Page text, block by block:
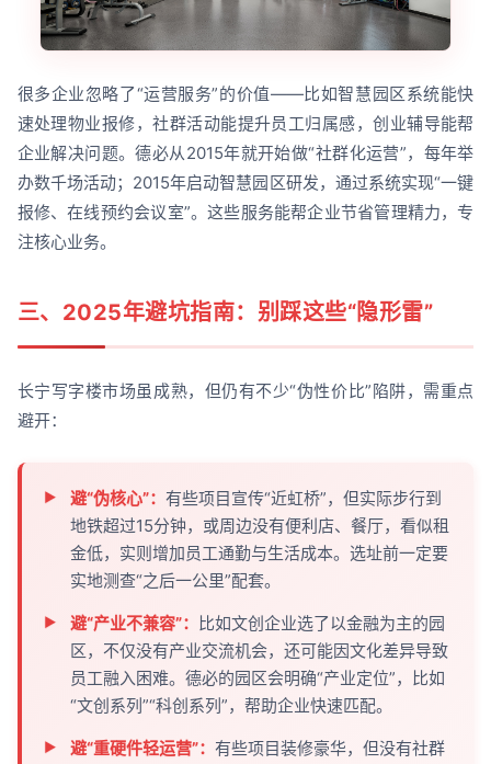
很多企业忽略了“运营服务”的价值——比如智慧园区系统能快
速处理物业报修，社群活动能提升员工归属感，创业辅导能帮
企业解决问题。德必从2015年就开始做“社群化运营”，每年举
办数千场活动；2015年启动智慧园区研发，通过系统实现“一键
报修、在线预约会议室”。这些服务能帮企业节省管理精力，专
注核心业务。
三、2025年避坑指南：别踩这些“隐形雷”
长宁写字楼市场虽成熟，但仍有不少“伪性价比”陷阱，需重点
避开：
避“伪核心”： 有些项目宣传“近虹桥”，但实际步行到
地铁超过15分钟，或周边没有便利店、餐厅，看似租
金低，实则增加员工通勤与生活成本。选址前一定要
实地测查“之后一公里”配套。
避“产业不兼容”：
比如文创企业选了以金融为主的园
区，不仅没有产业交流机会，还可能因文化差异导致
员工融入困难。德必的园区会明确“产业定位”，比如
“文创系列”“科创系列”，帮助企业快速匹配。
避“重硬件轻运营”： 有些项目装修豪华，但没有社群